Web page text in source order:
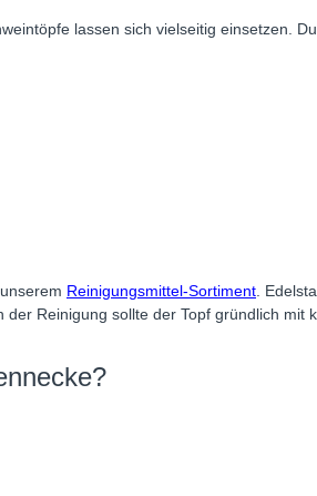
lassen sich vielseitig einsetzen.
Reinigungsmittel-Sortiment .
Reinigung sollte der Topf gründlich mit